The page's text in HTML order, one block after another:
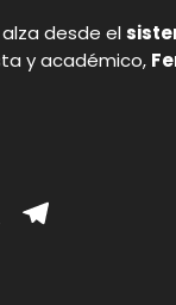
desde el
y académico,
X